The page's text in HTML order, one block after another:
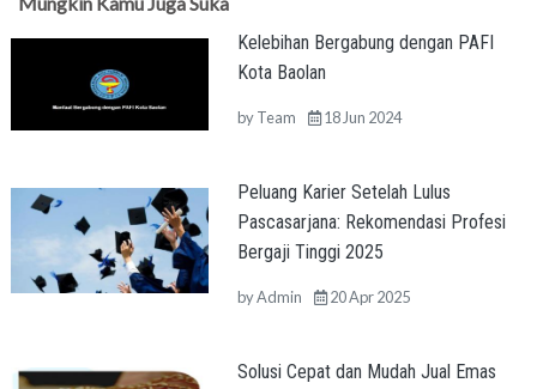
Kelebihan Bergabung dengan PAFI
Kota Baolan
byTeam 18 Jun 2024
Peluang Karier Setelah Lulus
Pascasarjana: Rekomendasi Profesi
Bergaji Tinggi 2025
byAdmin 20 Apr 2025
Solusi Cepat dan Mudah Jual Emas